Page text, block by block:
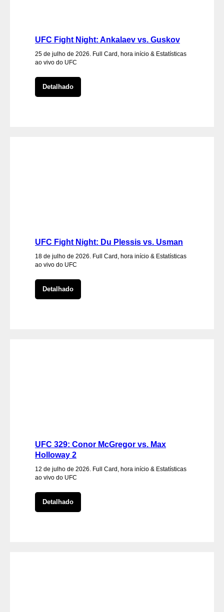
UFC Fight Night: Ankalaev vs. Guskov
25 de julho de 2026. Full Card, hora início & Estatísticas
ao vivo do UFC
Detalhado
UFC Fight Night: Du Plessis vs. Usman
18 de julho de 2026. Full Card, hora início & Estatísticas
ao vivo do UFC
Detalhado
UFC 329: Conor McGregor vs. Max
Holloway 2
12 de julho de 2026. Full Card, hora início & Estatísticas
ao vivo do UFC
Detalhado